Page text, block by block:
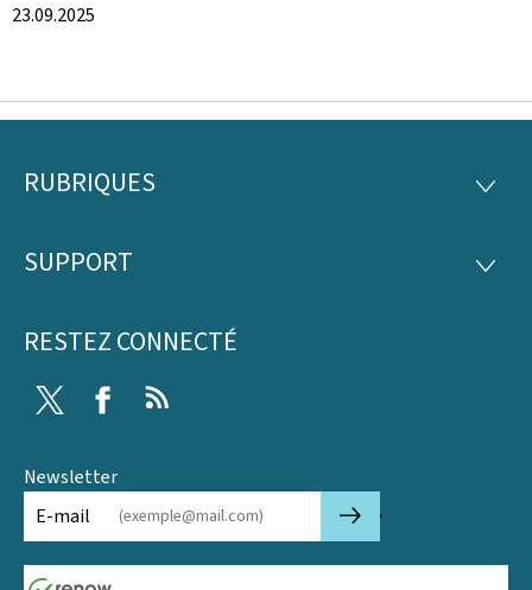
23.09.2025
Pied
page
RUBRIQUES
SUPPORT
RESTEZ CONNECTÉ
Twitter Facebook
Newsletter
E-mail
🡒